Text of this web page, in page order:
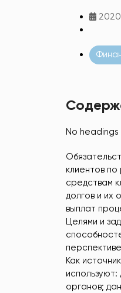
No
клиентов
средствам
долгов и их
выплат
Целями и
Как
органов;